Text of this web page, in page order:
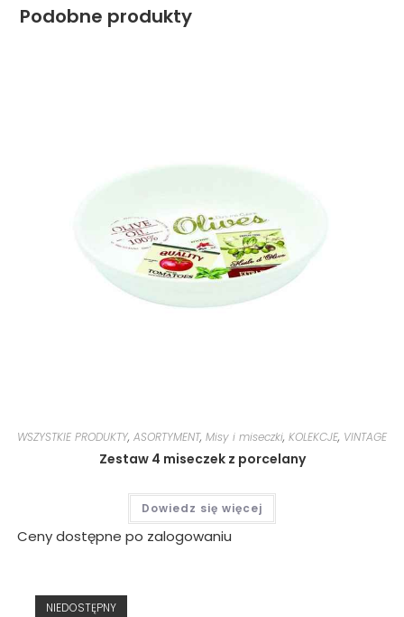
Podobne produkty
WSZYSTKIE PRODUKTY, ASORTYMENT, Misy i miseczki, KOLEKCJE, VINTAGE
Zestaw 4 miseczek z porcelany
Dowiedz się więcej
Ceny dostępne po zalogowaniu
NIEDOSTĘPNY